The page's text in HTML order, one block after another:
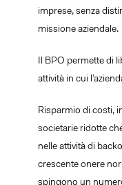
imprese, senza
missione aziendale.
Il BPO permette di
attività in cui
Risparmio di costi,
societarie ridotte
nelle attività di
crescente onere